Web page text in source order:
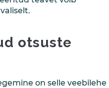
otsuste
on selle veebilehe